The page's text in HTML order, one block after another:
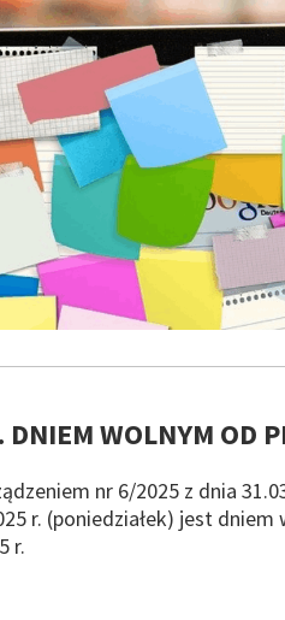
WOLNYM OD
nr 6/2025 z dnia
r. (poniedziałek) jest
r.